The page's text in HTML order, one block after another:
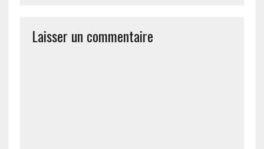
Laisser un commentaire